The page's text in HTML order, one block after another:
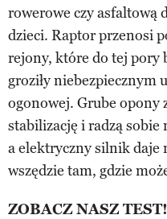
rowerowe czy asfaltową
dzieci. Raptor przenosi
rejony, które do tej pory
groziły niebezpiecznym
ogonowej. Grube opony
stabilizację i radzą
a elektryczny silnik daje
wszędzie tam, gdzie
ZOBACZ NASZ TEST!